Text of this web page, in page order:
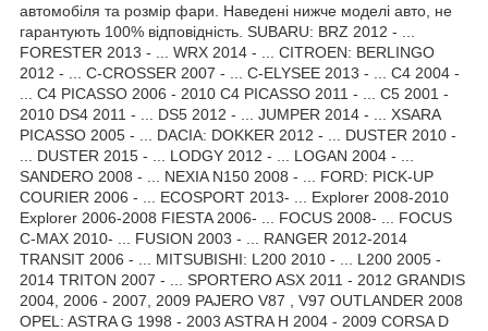
автомобіля та розмір фари. Наведені нижче моделі авто, не
гарантують 100% відповідність. SUBARU: BRZ 2012 - ...
FORESTER 2013 - ... WRX 2014 - ... CITROEN: BERLINGO
2012 - ... C-CROSSER 2007 - ... C-ELYSEE 2013 - ... C4 2004 -
... C4 PICASSO 2006 - 2010 C4 PICASSO 2011 - ... C5 2001 -
2010 DS4 2011 - ... DS5 2012 - ... JUMPER 2014 - ... XSARA
PICASSO 2005 - ... DACIA: DOKKER 2012 - ... DUSTER 2010 -
... DUSTER 2015 - ... LODGY 2012 - ... LOGAN 2004 - ...
SANDERO 2008 - ... NEXIA N150 2008 - ... FORD: PICK-UP
COURIER 2006 - ... ECOSPORT 2013- ... Explorer 2008-2010
Explorer 2006-2008 FIESTA 2006- ... FOCUS 2008- ... FOCUS
C-MAX 2010- ... FUSION 2003 - ... RANGER 2012-2014
TRANSIT 2006 - ... MITSUBISHI: L200 2010 - ... L200 2005 -
2014 TRITON 2007 - ... SPORTERO ASX 2011 - 2012 GRANDIS
2004, 2006 - 2007, 2009 PAJERO V87 , V97 OUTLANDER 2008
OPEL: ASTRA G 1998 - 2003 ASTRA H 2004 - 2009 CORSA D